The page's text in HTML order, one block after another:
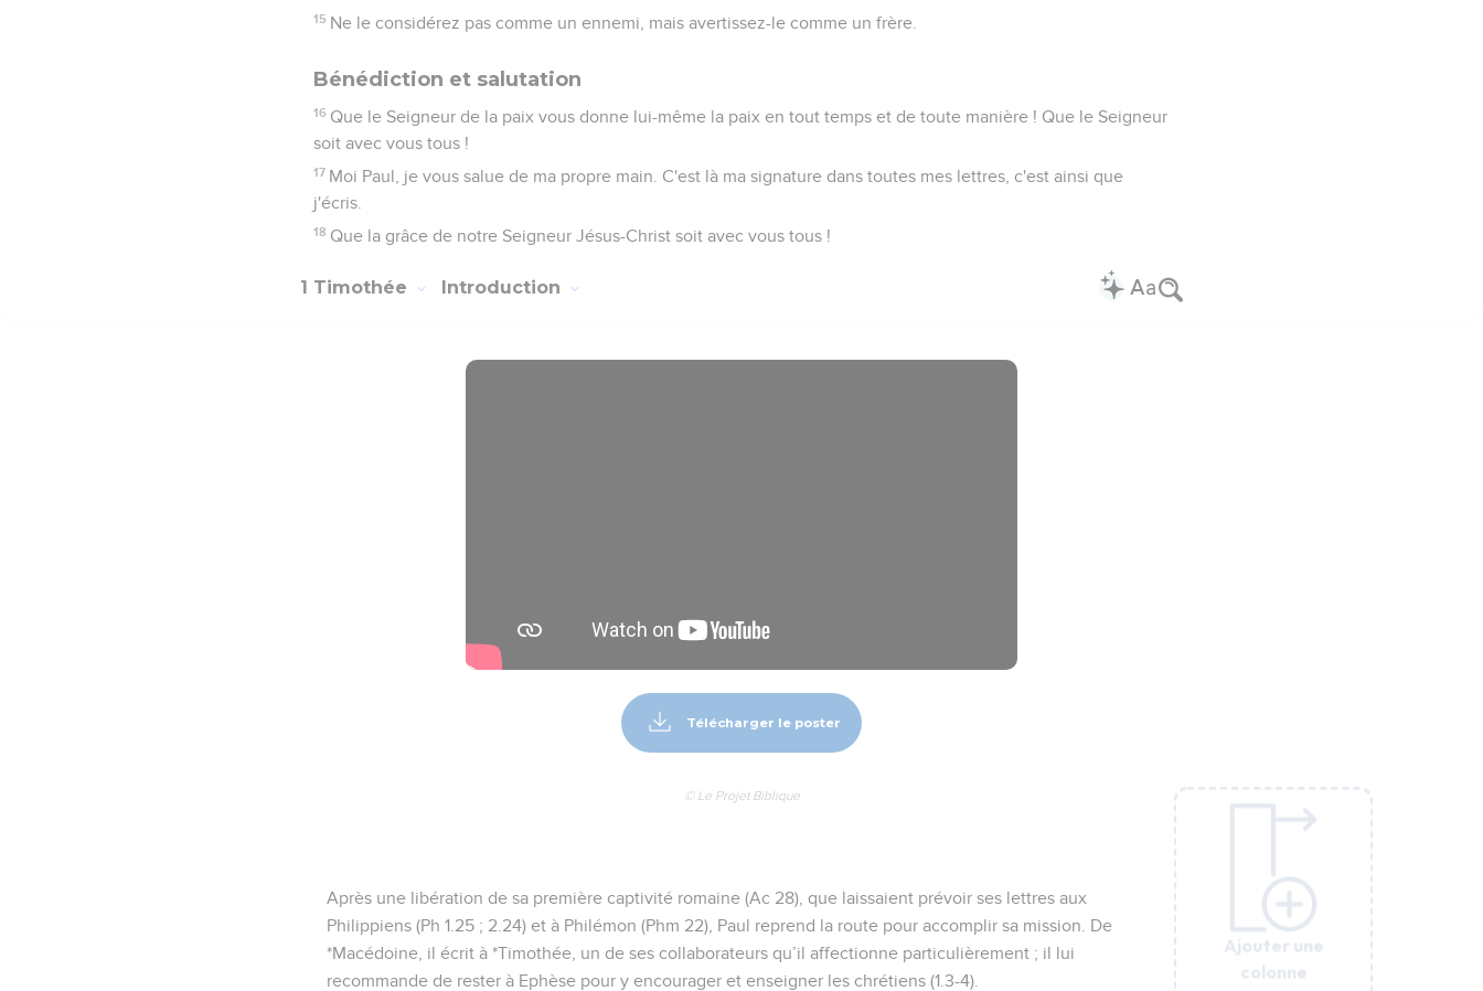
Ajouter une
colonne
15 Ne le considérez pas comme un ennemi, mais avertissez-le comme un frère.
Bénédiction et salutation
16 Que le Seigneur de la paix vous donne lui-même la paix en tout temps et de toute manière ! Que le Seigneur
soit avec vous tous !
17 Moi Paul, je vous salue de ma propre main. C'est là ma signature dans toutes mes lettres, c'est ainsi que
j'écris.
18 Que la grâce de notre Seigneur Jésus-Christ soit avec vous tous !
Ajouter une
colonne
1 Timothée Introduction
Télécharger le poster
© Le Projet Biblique
Après une libération de sa première captivité romaine (Ac 28), que laissaient prévoir ses lettres aux
Philippiens (Ph 1.25 ; 2.24) et à Philémon (Phm 22), Paul reprend la route pour accomplir sa mission. De
*Macédoine, il écrit à *Timothée, un de ses collaborateurs qu’il affectionne particulièrement ; il lui
recommande de rester à Ephèse pour y encourager et enseigner les chrétiens (1.3-4).
Ajouter une
colonne
Ajouter une
colonne
Ajouter une
colonne
Ajouter une
colonne